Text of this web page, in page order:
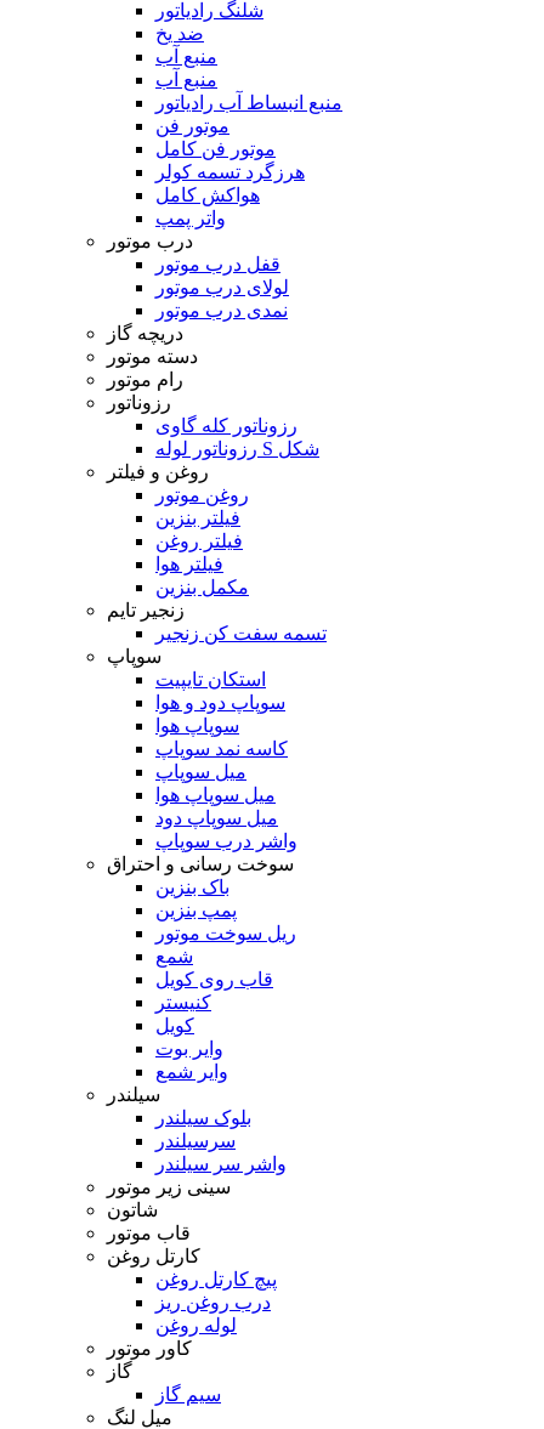
شلنگ رادیاتور
ضد یخ
منبع آب
منبع آب
منبع انبساط آب رادیاتور
موتور فن
موتور فن کامل
هرزگرد تسمه کولر
هواکش کامل
واتر پمپ
درب موتور
قفل درب موتور
لولای درب موتور
نمدی درب موتور
دریچه گاز
دسته موتور
رام موتور
رزوناتور
رزوناتور کله گاوی
رزوناتور لوله S شکل
روغن و فیلتر
روغن موتور
فیلتر بنزین
فیلتر روغن
فیلتر هوا
مکمل بنزین
زنجیر تایم
تسمه سفت کن زنجیر
سوپاپ
استکان تایپیت
سوپاپ دود و هوا
سوپاپ هوا
کاسه نمد سوپاپ
میل سوپاپ
میل سوپاپ هوا
میل سوپاپ دود
واشر درب سوپاپ
سوخت رسانی و احتراق
باک بنزین
پمپ بنزین
ریل سوخت موتور
شمع
قاب روی کویل
کنیستر
کویل
وایر بوت
وایر شمع
سیلندر
بلوک سیلندر
سرسیلندر
واشر سر سیلندر
سینی زیر موتور
شاتون
قاب موتور
کارتل روغن
پیچ کارتل روغن
درب روغن ریز
لوله روغن
کاور موتور
گاز
سیم گاز
میل لنگ